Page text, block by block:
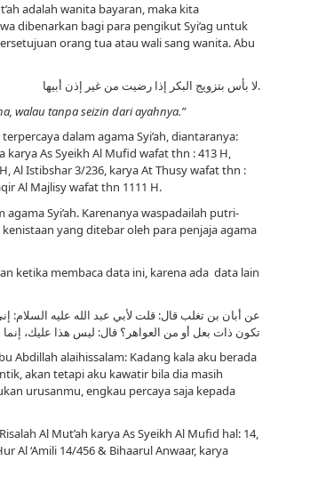
adalah wanita bayaran, maka kita
dibenarkan bagi para pengikut Syi’ag untuk
orang tua atau wali sang wanita. Abu
لا بأس بتزويج البكر إذا رضيت من غير إذن أبيها.
walau tanpa seizin dari ayahnya.”
dalam agama Syi’ah, diantaranya:
karya As Syeikh Al Mufid wafat thn : 413 H,
Al Istibshar 3/236, karya At Thusy wafat thn :
Al Majlisy wafat thn 1111 H.
Syi’ah. Karenanya waspadailah putri-
yang ditebar oleh para penjaja agama
ketika membaca data ini, karena ada data lain
عن أبان بن تغلب قال: قلت لأبي عبد الله عليه
تكون ذات بعل أو من العواهر؟ قال: ليس هذا عليك،
Abdillah alaihissalam: Kadang kala aku berada
akan tetapi aku kawatir bila dia masih
urusanmu, engkau percaya saja kepada
Al Mut’ah karya As Syeikh Al Mufid hal: 14,
Al ‘Amili 14/456 & Bihaarul Anwaar, karya